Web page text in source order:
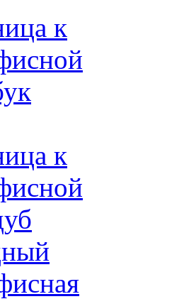
к
к